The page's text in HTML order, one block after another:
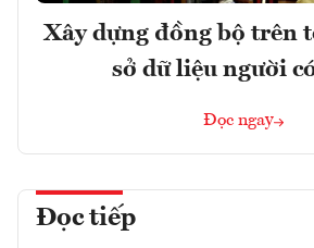
Xây dựng đồng bộ trên
sở dữ liệu người
Đọc ngay
Đọc tiếp